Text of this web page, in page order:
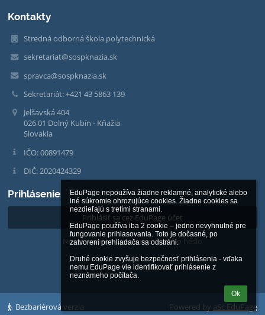
EduPage nepoužíva žiadne reklamné, analytické alebo
iné súkromie ohrozujúce cookies. Žiadne cookies sa
nezdieľajú s tretími stranami.
EduPage používa iba 2 cookie – jedno nevyhnutné pre
fungovanie prihlasovania. Toto je dočasné, po
zatvorení prehliadača sa odstráni.
Druhé cookie zvyšuje bezpečnosť prihlásenia - vďaka
nemu EduPage vie identifikovať prihlásenie z
neznámeho počítača.
Ok
Kontakty
Stredná odborná škola polytechnická
sekretariat@sospknazia.sk
spravca@sospknazia.sk
Sekretariát: +421 43 5863 139
Jelšavská 404
026 01 Dolný Kubín - Kňažia
Slovakia
IČO: 00891479
DIČ: 2020424329
Prihlásenie
Prihlásiť sa cez EduPage účet
Neviem prihlasovacie meno alebo heslo
Bezbariérová verzia Powered by aSc EduPage